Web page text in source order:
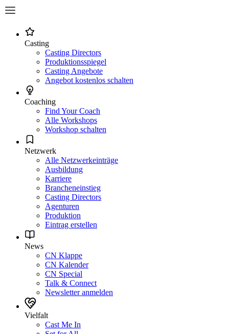
Casting
Casting Directors
Produktionsspiegel
Casting Angebote
Angebot kostenlos schalten
Coaching
Find Your Coach
Alle Workshops
Workshop schalten
Netzwerk
Alle Netzwerkeinträge
Ausbildung
Karriere
Brancheneinstieg
Casting Directors
Agenturen
Produktion
Eintrag erstellen
News
CN Klappe
CN Kalender
CN Special
Talk & Connect
Newsletter anmelden
Vielfalt
Cast Me In